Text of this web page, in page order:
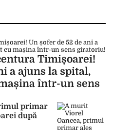
Timișoarei!
a ajuns la spital,
într-un sens
primar
după